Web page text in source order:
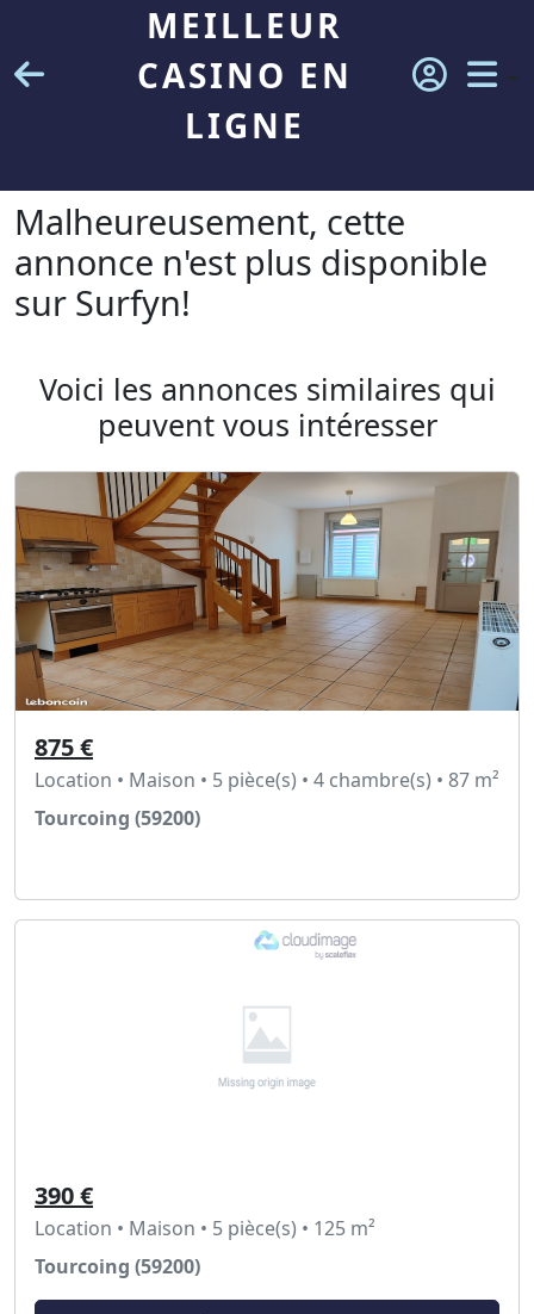
MEILLEUR
CASINO EN
LIGNE
Malheureusement, cette
annonce n'est plus disponible
sur Surfyn!
Voici les annonces similaires qui
peuvent vous intéresser
875 €
Location • Maison • 5 pièce(s) • 4 chambre(s) • 87 m²
Tourcoing (59200)
390 €
Location • Maison • 5 pièce(s) • 125 m²
Tourcoing (59200)